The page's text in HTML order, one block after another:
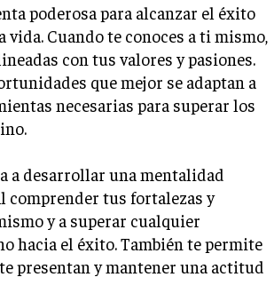
poderosa para alcanzar el éxito
Cuando te conoces a ti mismo,
con tus valores y pasiones.
que mejor se adaptan a
necesarias para superar los
a desarrollar una mentalidad
comprender tus fortalezas y
y a superar cualquier
hacia el éxito. También te permite
presentan y mantener una actitud